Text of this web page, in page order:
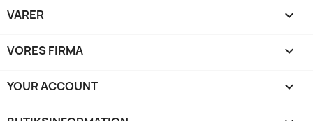
VARER 
VORES FIRMA 
YOUR ACCOUNT 